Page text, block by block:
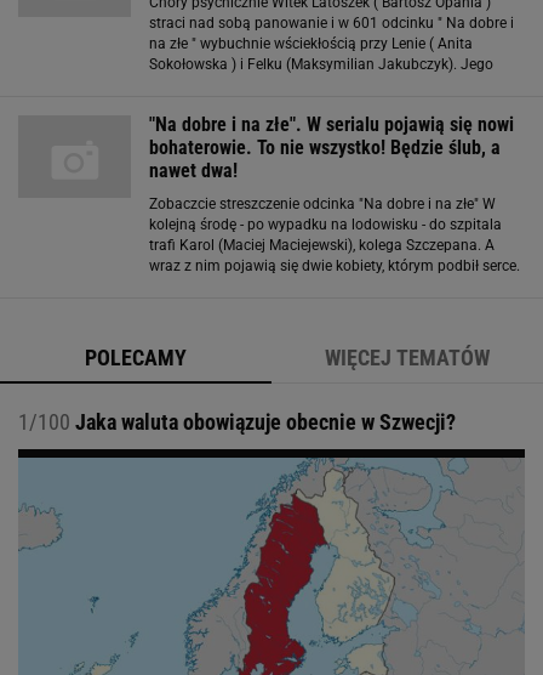
straci nad sobą panowanie i w 601 odcinku " Na dobre i
na złe " wybuchnie wściekłością przy Lenie ( Anita
Sokołowska ) i Felku (Maksymilian Jakubczyk). Jego
"Na dobre i na złe". W serialu pojawią się nowi
bohaterowie. To nie wszystko! Będzie ślub, a
nawet dwa!
Zobaczcie streszczenie odcinka "Na dobre i na złe" W
kolejną środę - po wypadku na lodowisku - do szpitala
trafi Karol (Maciej Maciejewski), kolega Szczepana. A
wraz z nim pojawią się dwie kobiety, którym podbił serce.
POLECAMY WIĘCEJ TEMATÓW
1/100 Jaka waluta obowiązuje obecnie w Szwecji?